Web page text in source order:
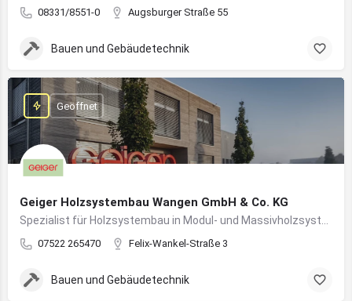
08331/8551-0 Augsburger Straße 55
Bauen und Gebäudetechnik
Geiger Holzsystembau Wangen GmbH & Co. KG
07522 265470 Felix-Wankel-Straße 3
Geöffnet
Bauen und Gebäudetechnik